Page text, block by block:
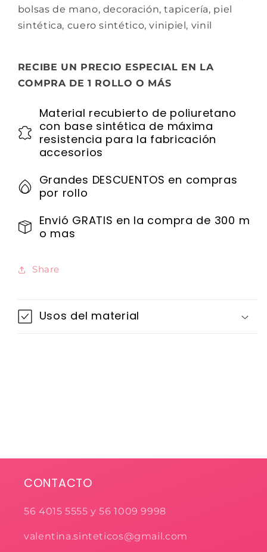
bolsas de mano, decoración, tapicería, piel
sintética, cuero sintético, vinipiel, vinil
RECIBE UN PRECIO ESPECIAL EN LA
COMPRA DE 1 ROLLO O MÁS
Material recubierto de poliuretano
con base sintética de máxima
resistencia para la fabricación
accesorios
Grandes DESCUENTOS en compras
por rollo
Envió GRATIS en la compra de 300 m
o mas
Share
Usos del material
CONTACTO
56 4015 5555 y 56 1009 9998
valentina.sinteticos@gmail.com